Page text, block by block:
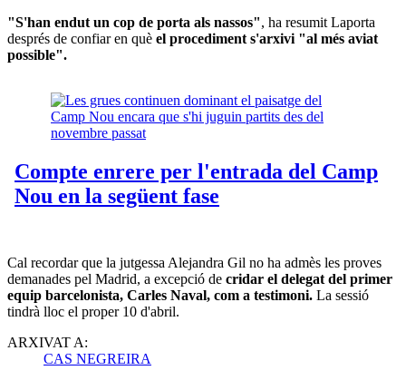
"S'han endut un cop de porta als nassos", ha resumit Laporta
després de confiar en què el procediment s'arxivi "al més aviat
possible".
Cal recordar que la jutgessa Alejandra Gil no ha admès les proves
demanades pel Madrid, a excepció de cridar el delegat del primer
equip barcelonista, Carles Naval, com a testimoni. La sessió
tindrà lloc el proper 10 d'abril.
ARXIVAT A:
CAS NEGREIRA